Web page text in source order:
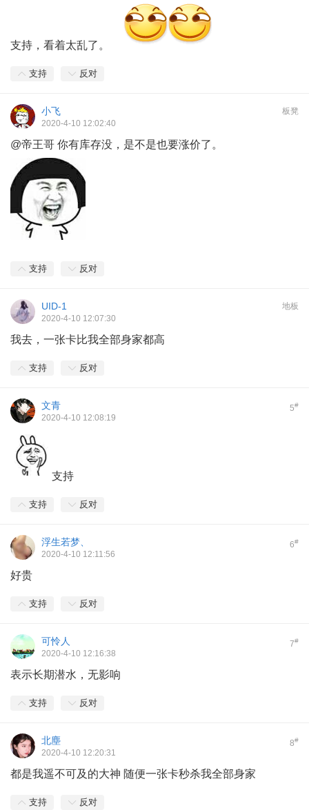
支持，看着太乱了。
支持 反对
板凳
小飞
2020-4-10 12:02:40
@帝王哥 你有库存没，是不是也要涨价了。
支持 反对
地板
UID-1
2020-4-10 12:07:30
我去，一张卡比我全部身家都高
支持 反对
5#
文青
2020-4-10 12:08:19
支持
支持 反对
6#
浮生若梦、
2020-4-10 12:11:56
好贵
支持 反对
7#
可怜人
2020-4-10 12:16:38
表示长期潜水，无影响
支持 反对
8#
北塵
2020-4-10 12:20:31
都是我遥不可及的大神 随便一张卡秒杀我全部身家
支持 反对